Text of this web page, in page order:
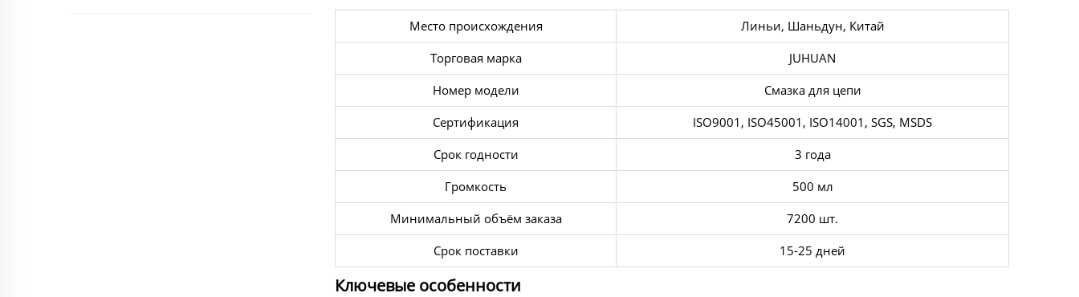
Место происхождения
Линьи, Шаньдун, Китай
Торговая марка
JUHUAN
Номер модели
Смазка для цепи
Сертификация
ISO9001, ISO45001, ISO14001, SGS, MSDS
Срок годности
3 года
Громкость
500 мл
Минимальный объём заказа
7200 шт.
Срок поставки
15-25 дней
Ключевые особенности